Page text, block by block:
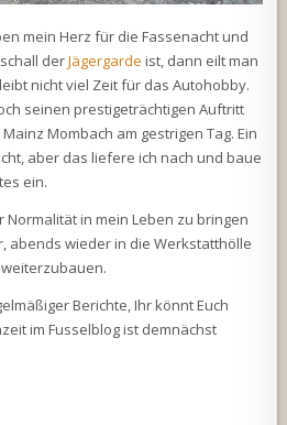
mein Herz für die Fassenacht und
derJägergarde ist, dann eilt man
nicht viel Zeit für das Autohobby.
seinen prestigeträchtigen Auftritt
Mombach am gestrigen Tag. Ein
aber das liefere ich nach und baue
ein.
Normalität in mein Leben zu bringen
abends wieder in die Werkstatthölle
Berichte, Ihr könnt Euch
im Fusselblog ist demnächst